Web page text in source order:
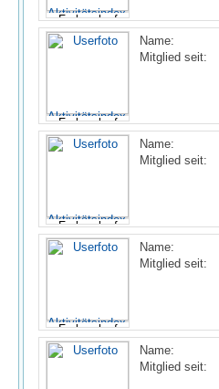
Name:
Mitglied seit:
Name:
Mitglied seit:
Name:
Mitglied seit:
Name:
Mitglied seit: